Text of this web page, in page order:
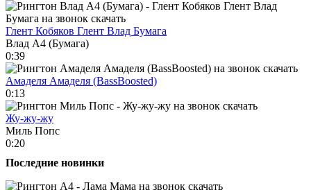
Глент Кобяков Глент Влад Бумага
Влад А4 (Бумага)
0:39
Амаделя Амаделя (BassBoosted)
0:13
Жу-жу-жу
Миль Попс
0:20
Последние новинки